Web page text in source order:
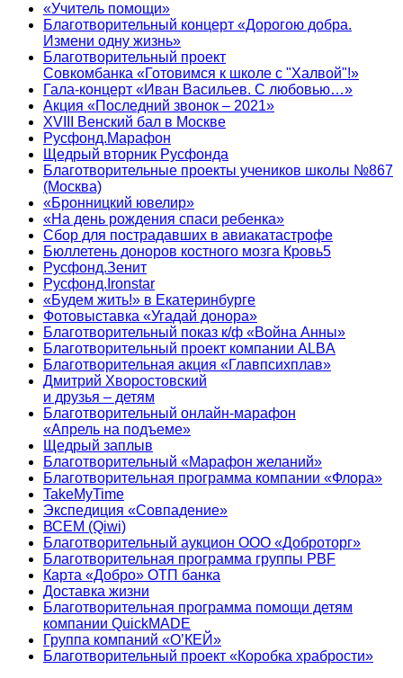
«Учитель помощи»
Благотворительный концерт «Дорогою добра.
Измени одну жизнь»
Благотворительный проект
Совкомбанка «Готовимся к школе с "Халвой"!»
Гала-концерт «Иван Васильев. С любовью…»
Акция «Последний звонок – 2021»
XVIII Венский бал в Москве
Русфонд.Марафон
Щедрый вторник Русфонда
Благотворительные проекты учеников школы №867
(Москва)
«Бронницкий ювелир»
«На день рождения спаси ребенка»
Сбор для пострадавших в авиакатастрофе
Бюллетень доноров костного мозга Кровь5
Русфонд.Зенит
Русфонд.Ironstar
«Будем жить!» в Екатеринбурге
Фотовыставка «Угадай донора»
Благотворительный показ к/ф «Война Анны»
Благотворительный проект компании ALBA
Благотворительная акция «Главпсихплав»
Дмитрий Хворостовский
и друзья – детям
Благотворительный онлайн‑марафон
«Апрель на подъеме»
Щедрый заплыв
Благотворительный «Марафон желаний»
Благотворительная программа компании «Флора»
TakeMyTime
Экспедиция «Совпадение»
ВСЕМ (Qiwi)
Благотворительный аукцион ООО «Доброторг»
Благотворительная программа группы PBF
Карта «Добро» ОТП банка
Доставка жизни
Благотворительная программа помощи детям
компании QuickMADE
Группа компаний «О’КЕЙ»
Благотворительный проект «Коробка храбрости»